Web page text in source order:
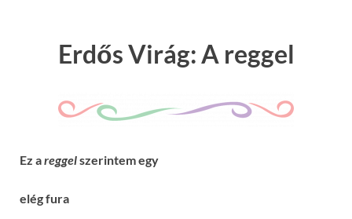
Erdős Virág: A reggel
Ez areggelszerintem egy
elég fura